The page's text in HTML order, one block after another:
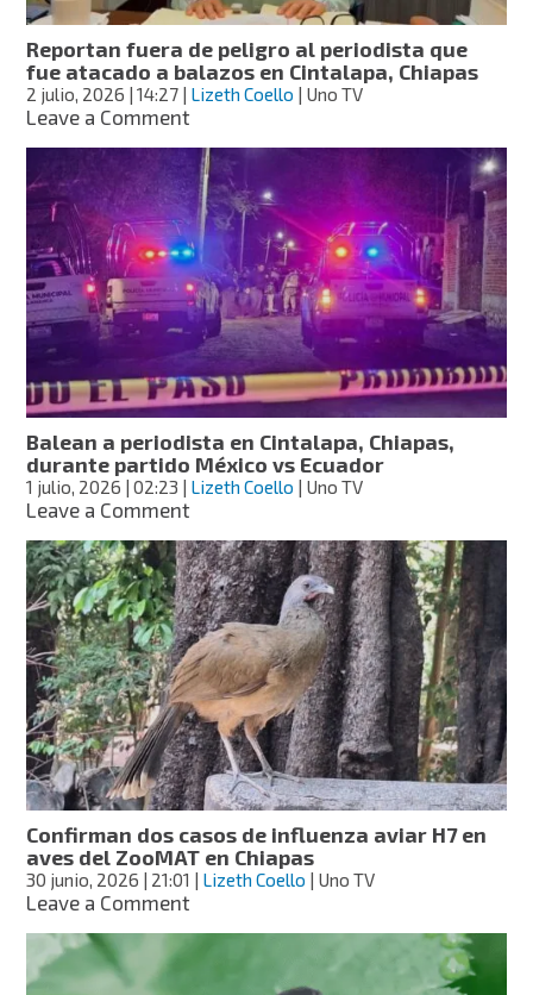
y
Tabasco
Reportan fuera de peligro al periodista que
fue atacado a balazos en Cintalapa, Chiapas
2 julio, 2026 | 14:27 | Lizeth Coello | Uno TV
Leave a Commenton
fuera
de
peligro
al
periodista
que
fue
atacado
a
balazos
en
Cintalapa,
Chiapas
Balean a periodista en Cintalapa, Chiapas,
durante partido México vs Ecuador
1 julio, 2026 | 02:23 | Lizeth Coello | Uno TV
Leave a Commenton
a
periodista
en
Cintalapa,
Chiapas,
durante
partido
México
vs
Ecuador
Confirman dos casos de influenza aviar H7 en
aves del ZooMAT en Chiapas
30 junio, 2026 | 21:01 | Lizeth Coello | Uno TV
Leave a Commenton